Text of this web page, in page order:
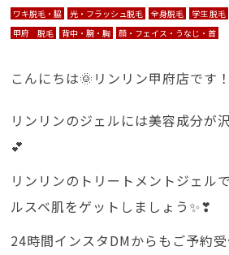
ワキ脱毛・脇
光・フラッシュ脱毛 全身脱毛 学生 脱毛
甲府 脱毛
背中・腕・胸 顔・フェイス・うなじ・首
こんにちは🌞リンリン甲府店です！
リンリンのジェルには美容成分が
💕
リンリンのトリートメントジェル
ルスベ肌をゲットしましょう✨❣
24時間インスタDMからもご予約受